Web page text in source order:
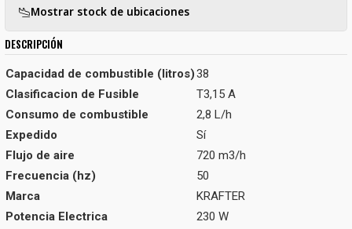
Mostrar stock de ubicaciones
DESCRIPCIÓN
Capacidad de combustible (litros)38
Clasificacion de Fusible
T3,15 A
Consumo de combustible
2,8 L/h
Expedido
Sí
Flujo de aire
720 m3/h
Frecuencia (hz)
50
Marca
KRAFTER
Potencia Electrica
230 W